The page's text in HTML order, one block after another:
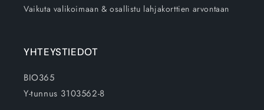
Vaikuta valikoimaan & osallistu lahjakorttien arvontaan
YHTEYSTIEDOT
BIO365
Y-tunnus 3103562-8